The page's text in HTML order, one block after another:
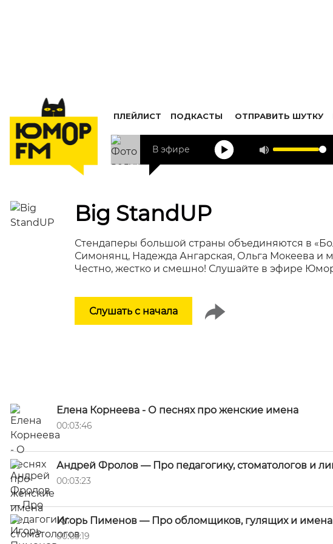
ПЛЕЙЛИСТ ПОДКАСТЫ ОТПРАВИТЬ ШУТКУ
В эфире
Big StandUP
Стендаперы большой страны объединяются в
Симонянц, Надежда Ангарская, Ольга Мокеева и
Честно, жестко и смешно! Слушайте в эфире
Слушать с начала
Елена Корнеева - О песнях про женские имена
00:03:46
Андрей Фролов — Про педагогику, стоматологов и
00:03:23
Игорь Пименов — Про обломщиков, гулящих и имена
00:03:19